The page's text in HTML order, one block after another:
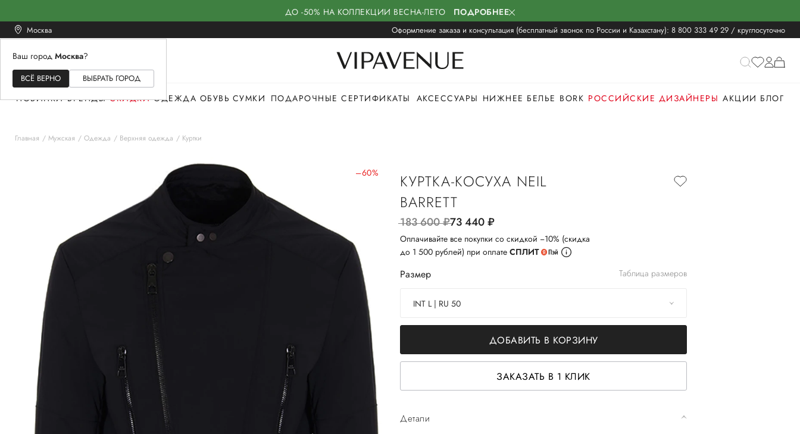
ДО -50% НА КОЛЛЕКЦИИ ВЕСНА-ЛЕТО ПОДРОБНЕЕ
Москва Оформление заказа и консультация (бесплатный звонок по России и Казахстану): 8 800 333 49 29 / круглосуточно
Ваш город Москва?
ВСЁ ВЕРНО ВЫБРАТЬ ГОРОД
ЖЕНСКОЕМУЖСКОЕ
НОВИНКИ БРЕНДЫ СКИДКИ ОДЕЖДА ОБУВЬ СУМКИ ПОДАРОЧНЫЕ СЕРТИФИКАТЫ АКСЕССУАРЫ НИЖНЕЕ БЕЛЬЕ BORK РОССИЙСКИЕ ДИЗАЙНЕРЫ АКЦИИ БЛОГ
Главная Мужская Одежда Верхняя одежда Куртки
–60%
КУРТКА-КОСУХА NEIL
BARRETT
183 600руб.73 440руб.
Оплачивайте все покупки со скидкой −10% (скидка
до 1 500 рублей) при оплате СПЛИТ
Размер Таблица размеров
INT L | RU 50
ДОБАВИТЬ В КОРЗИНУ
ЗАКАЗАТЬ В 1 КЛИК
Детали